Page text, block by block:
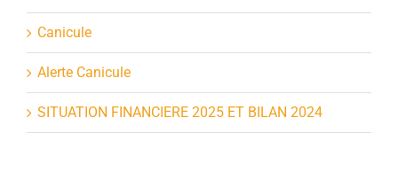
Canicule
Alerte Canicule
SITUATION FINANCIERE 2025 ET BILAN 2024